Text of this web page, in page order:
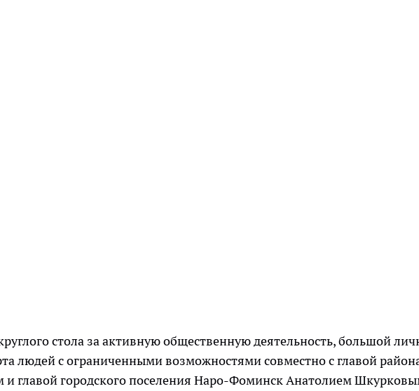
стола за активную общественную деятельность, большой
людей с ограниченными возможностями совместно с главой
главой городского поселения Наро-Фоминск Анатолием